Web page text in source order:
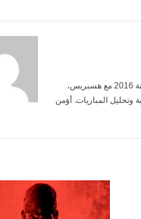
أنا ياسمين بنعلي، خريجة الإعلام من جامعة محمد الخامس. بدأت العمل الصحفي سنة 2016 مع هسبريس،
المباريات. أؤمن